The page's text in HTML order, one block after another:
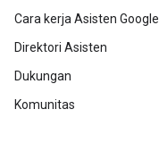
Cara kerja Asisten Google
Direktori Asisten
Dukungan
Komunitas